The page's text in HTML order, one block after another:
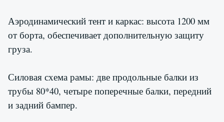
Аэродинамический тент и каркас: высота 1200 мм
от борта, обеспечивает дополнительную защиту
груза.
Силовая схема рамы: две продольные балки из
трубы 80*40, четыре поперечные балки, передний
и задний бампер.